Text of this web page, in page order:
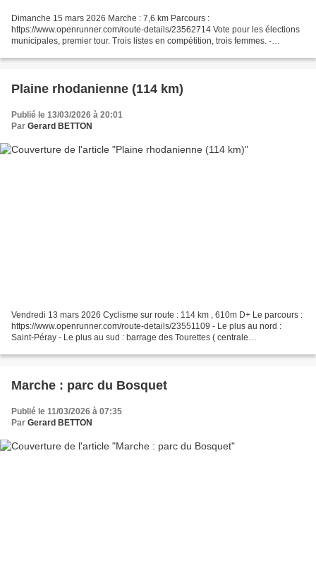
Dimanche 15 mars 2026 Marche : 7,6 km Parcours :
https://www.openrunner.com/route-details/23562714 Vote pour les élections
municipales, premier tour. Trois listes en compétition, trois femmes. -
Plaine rhodanienne (114 km)
Publié le 13/03/2026 à 20:01
Par Gerard BETTON
Vendredi 13 mars 2026 Cyclisme sur route : 114 km , 610m D+ Le parcours :
https://www.openrunner.com/route-details/23551109 - Le plus au nord :
Saint-Péray - Le plus au sud : barrage des Tourettes ( centrale
Marche : parc du Bosquet
Publié le 11/03/2026 à 07:35
Par Gerard BETTON